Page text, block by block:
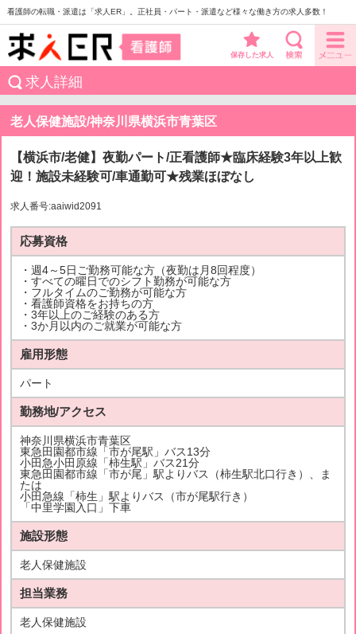
看護師の転職・派遣は「求人ER」。正社員・パート・派遣など様々な働き方の求人多数！
保存した求人
求人詳細
老人保健施設/神奈川県横浜市青葉区
【横浜市/老健】夜勤パート/正看護師★臨床経験3年以上歓
迎！施設未経験可/車通勤可★残業ほぼなし
求人番号:aaiwid2091
応募資格
・週4～5日ご勤務可能な方（夜勤は月8回程度）
・すべての曜日でのシフト勤務が可能な方
・フルタイムのご勤務が可能な方
・看護師資格をお持ちの方
・3年以上のご経験のある方
・3か月以内のご就業が可能な方
雇用形態
パート
勤務地/アクセス
神奈川県横浜市青葉区
東急田園都市線「市が尾駅」バス13分
小田急小田原線「柿生駅」バス21分
東急田園都市線「市が尾」駅よりバス（柿生駅北口行き）、ま
たは
小田急線「柿生」駅よりバス（市が尾駅行き）
「中里学園入口」下車
施設形態
老人保健施設
担当業務
老人保健施設